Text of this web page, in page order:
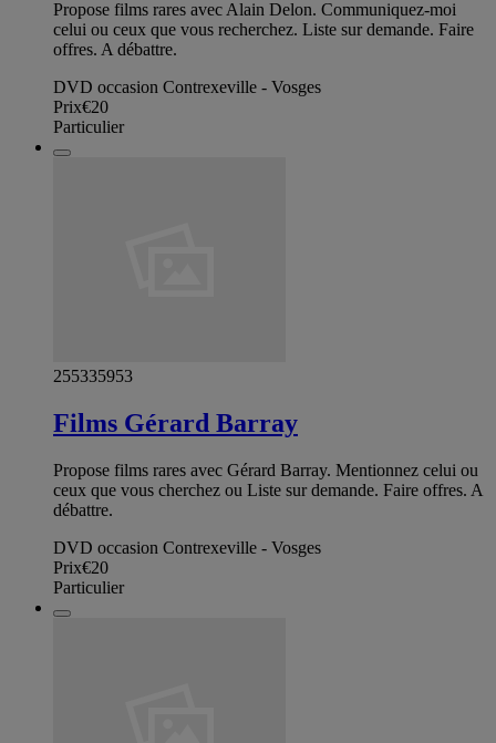
Propose films rares avec Alain Delon. Communiquez-moi
celui ou ceux que vous recherchez. Liste sur demande. Faire
offres. A débattre.
DVD occasion Contrexeville - Vosges
Prix€20
Particulier
255335953
Films Gérard Barray
Propose films rares avec Gérard Barray. Mentionnez celui ou
ceux que vous cherchez ou Liste sur demande. Faire offres. A
débattre.
DVD occasion Contrexeville - Vosges
Prix€20
Particulier